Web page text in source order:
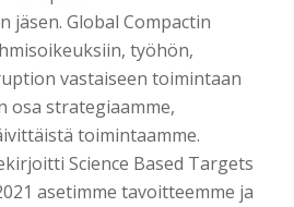
jäsen. Global Compactin
työhön,
vastaiseen toimintaan
osa strategiaamme,
toimintaamme.
Science Based Targets
asetimme tavoitteemme ja